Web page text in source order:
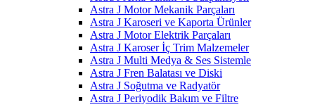
Astra J Motor Mekanik Parçaları
Astra J Karoseri ve Kaporta Ürünler
Astra J Motor Elektrik Parçaları
Astra J Karoser İç Trim Malzemeler
Astra J Multi Medya & Ses Sistemle
Astra J Fren Balatası ve Diski
Astra J Soğutma ve Radyatör
Astra J Periyodik Bakım ve Filtre